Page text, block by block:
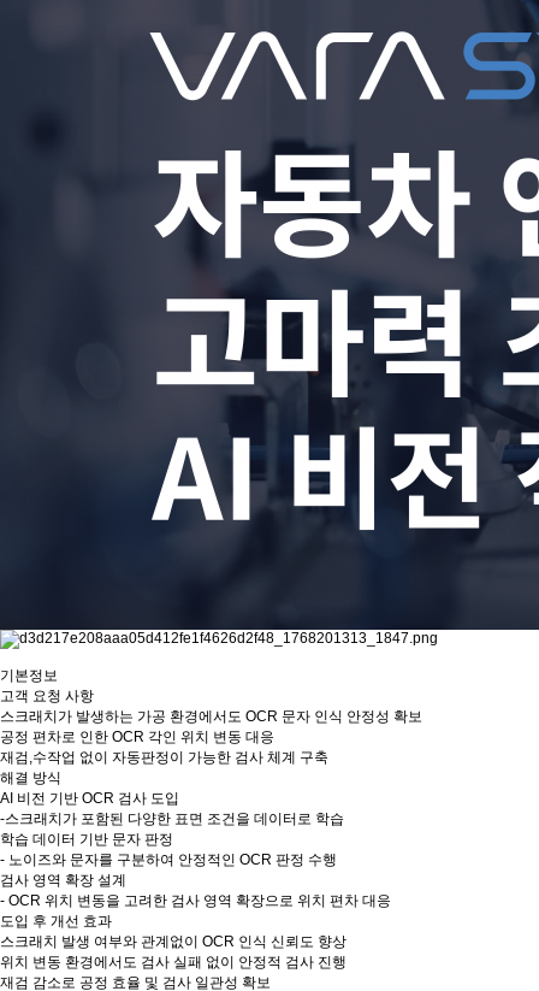
기본정보
고객 요청 사항
스크래치가 발생하는 가공 환경에서도 OCR 문자 인식 안정성 확보
공정 편차로 인한 OCR 각인 위치 변동 대응
재검,수작업 없이 자동판정이 가능한 검사 체계 구축
해결 방식
AI 비전 기반 OCR 검사 도입
-스크래치가 포함된 다양한 표면 조건을 데이터로 학습
학습 데이터 기반 문자 판정
- 노이즈와 문자를 구분하여 안정적인 OCR 판정 수행
검사 영역 확장 설계
- OCR 위치 변동을 고려한 검사 영역 확장으로 위치 편차 대응
도입 후 개선 효과
스크래치 발생 여부와 관계없이 OCR 인식 신뢰도 향상
위치 변동 환경에서도 검사 실패 없이 안정적 검사 진행
재검 감소로 공정 효율 및 검사 일관성 확보